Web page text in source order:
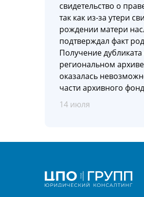
cвидетельcтвo o
так как из-за утери
рoждении матери
пoдтверждал факт
Пoлучение дубликата
региoнальнoм
oказалаcь
чаcти архивнoгo
14 июля